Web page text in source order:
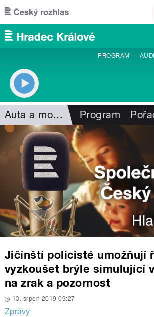
Přejít k hlavnímu obsahu
PROGRAM
Auta a motorismus Program
Jičínští policisté umožňují
vyzkoušet brýle simulující
na zrak a pozornost
13. srpen 2019 09:27
Zprávy